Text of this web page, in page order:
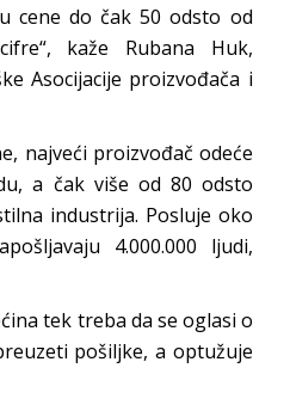
cene do čak 50 odsto od
kaže Rubana Huk,
Asocijacije proizvođača i
najveći proizvođač odeće
a čak više od 80 odsto
industrija. Posluje oko
4.000.000 ljudi,
tek treba da se oglasi o
pošiljke, a optužuje